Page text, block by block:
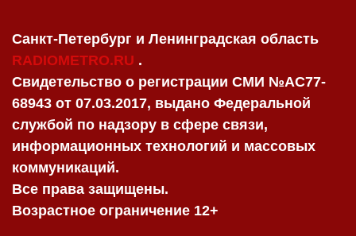
Санкт-Петербург и Ленинградская область
RADIOMETRO.RU .
Свидетельство о регистрации СМИ №AC77-
68943 от 07.03.2017, выдано Федеральной
службой по надзору в сфере связи,
информационных технологий и массовых
коммуникаций.
Все права защищены.
Возрастное ограничение 12+